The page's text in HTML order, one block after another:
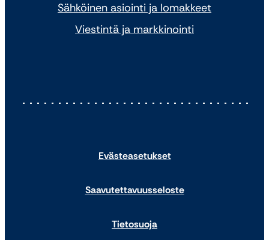
Sähköinen asiointi ja lomakkeet
Viestintä ja markkinointi
Evästeasetukset
Saavutettavuusseloste
Tietosuoja